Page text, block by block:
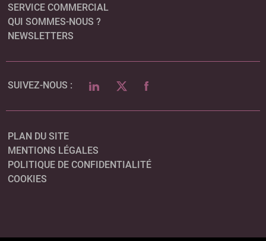
SERVICE COMMERCIAL
QUI SOMMES-NOUS ?
NEWSLETTERS
SUIVEZ-NOUS : LINKEDINTWITTERFACEBOOK
PLAN DU SITE
MENTIONS LÉGALES
POLITIQUE DE CONFIDENTIALITÉ
COOKIES